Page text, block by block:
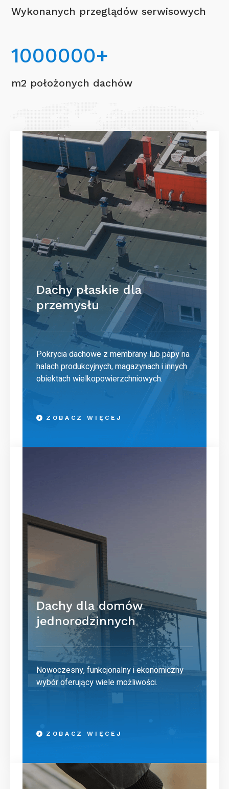
Wykonanych przeglądów serwisowych
1000000+
m2 położonych dachów
Dachy płaskie dla
przemysłu
Pokrycia dachowe z membrany lub papy na
halach produkcyjnych, magazynach i innych
obiektach wielkopowierzchniowych.
ZOBACZ WIĘCEJ
Dachy dla domów
jednorodzinnych
Nowoczesny, funkcjonalny i ekonomiczny
wybór oferujący wiele możliwości.
ZOBACZ WIĘCEJ